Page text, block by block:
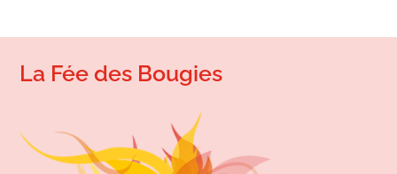
La Fée des Bougies